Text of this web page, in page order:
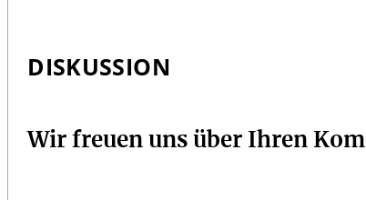
DISKUSSION
Wir freuen uns über Ihren